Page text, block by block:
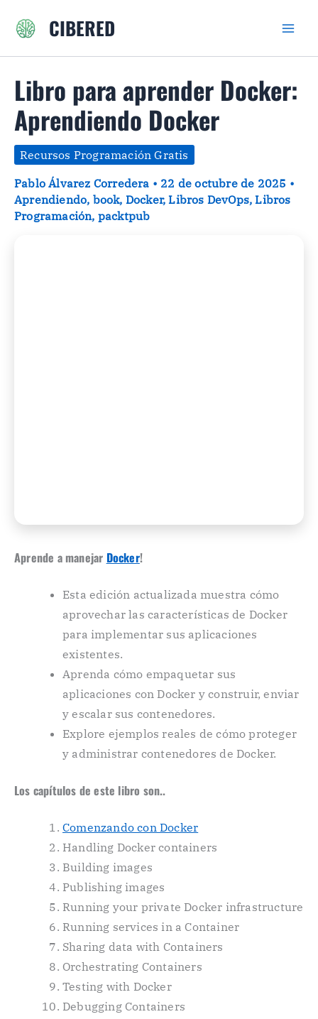
CIBERED
Libro para aprender Docker:
Aprendiendo Docker
Recursos Programación Gratis
Pablo Álvarez Corredera • 22 de octubre de 2025 •
Aprendiendo, book, Docker,Libros DevOps,Libros
Programación, packtpub
Aprende a manejar Docker!
Esta edición actualizada muestra cómo
aprovechar las características de Docker
para implementar sus aplicaciones
existentes.
Aprenda cómo empaquetar sus
aplicaciones con Docker y construir, enviar
y escalar sus contenedores.
Explore ejemplos reales de cómo proteger
y administrar contenedores de Docker.
Los capítulos de este libro son..
Comenzando con Docker
Handling Docker containers
Building images
Publishing images
Running your private Docker infrastructure
Running services in a Container
Sharing data with Containers
Orchestrating Containers
Testing with Docker
Debugging Containers